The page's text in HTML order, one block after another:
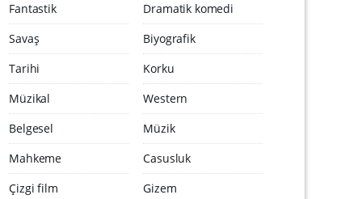
Fantastik
Dramatik komedi
Savaş
Biyografik
Tarihi
Korku
Müzikal
Western
Belgesel
Müzik
Mahkeme
Casusluk
Çizgi film
Gizem